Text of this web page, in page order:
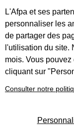
Contrat
Agent
Occitanie Publiée
REF : 1142882
L'Afpa et ses
personnaliser les
de partager des
l'utilisation du site.
mois. Vous
cliquant sur
Consulter notre